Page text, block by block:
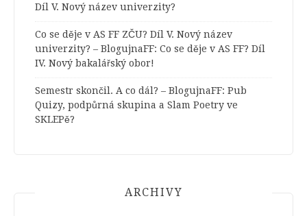
Díl V. Nový název univerzity?
Co se děje v AS FF ZČU? Díl V. Nový název
univerzity? – BlogujnaFF: Co se děje v AS FF? Díl
IV. Nový bakalářský obor!
Semestr skončil. A co dál? – BlogujnaFF: Pub
Quizy, podpůrná skupina a Slam Poetry ve
SKLEPě?
ARCHIVY